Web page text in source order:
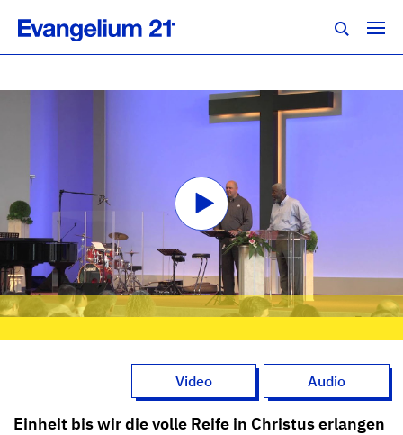
Video Audio
Einheit bis wir die volle Reife in Christus erlangen